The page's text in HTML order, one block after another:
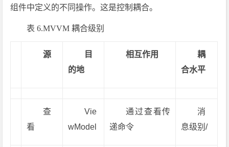
组件中定义的不同操作。这是控制耦合。
表 6.MVVM 耦合级别
源
目
的地
相互作用
耦
合水平
查
看
Vie
wModel
通过查看传
递命令
消
息级别/